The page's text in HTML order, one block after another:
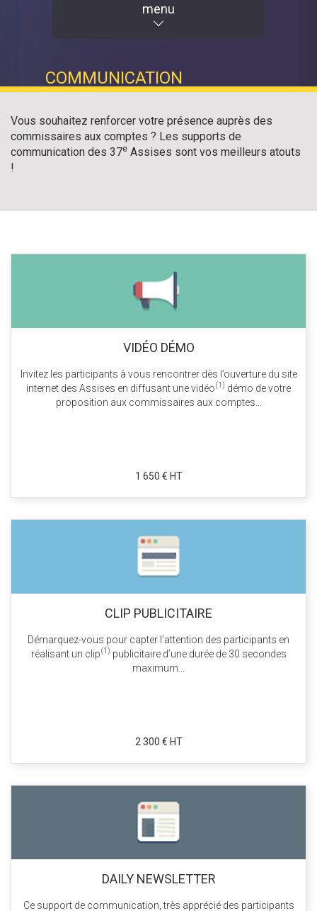
menu
COMMUNICATION
Vous souhaitez renforcer votre présence auprès des
commissaires aux comptes ? Les supports de
communication des 37e Assises sont vos meilleurs atouts
!
VIDÉO DÉMO
Invitez les participants à vous rencontrer dès l’ouverture du site
internet des Assises en diffusant une vidéo(1) démo de votre
proposition aux commissaires aux comptes...
1 650 € HT
CLIP PUBLICITAIRE
Démarquez-vous pour capter l’attention des participants en
réalisant un clip(1) publicitaire d’une durée de 30 secondes
maximum...
2 300 € HT
DAILY NEWSLETTER
Ce support de communication, très apprécié des participants